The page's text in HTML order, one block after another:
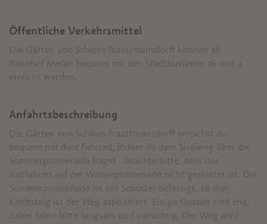
Öffentliche Verkehrsmittel
Die Gärten von Schloss Trauttmansdorff können ab
Bahnhof Meran bequem mit den Stadtbuslinien 1B und 4
erreicht werden.
Anfahrtsbeschreibung
Die Gärten von Schloss Trauttmansdorff erreichst du
bequem mit dem Fahrrad, indem du dem Sissiweg über die
Sommerpromenade folgst - beachte bitte, dass das
Radfahren auf der Winterpromenade nicht gestattet ist. Die
Sommerpromenade ist mit Schotter befestigt, ab dem
Kirchsteig ist der Weg asphaltiert. Einige Gassen sind eng,
daher fahre bitte langsam und vorsichtig. Der Weg wird